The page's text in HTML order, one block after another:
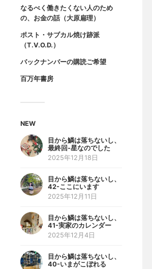
なるべく働きたくない人のため
の、お金の話（大原扁理）
ポスト・サブカル焼け跡派
（T.V.O.D.）
バックナンバーの購読ご希望
百万年書房
NEW
目から鱗は落ちないし、
最終回-星なのでした
2025年12月18日
目から鱗は落ちないし、
42-ここにいます
2025年12月11日
目から鱗は落ちないし、
41-実家のカレンダー
2025年12月4日
目から鱗は落ちないし、
40-いまがこぼれる